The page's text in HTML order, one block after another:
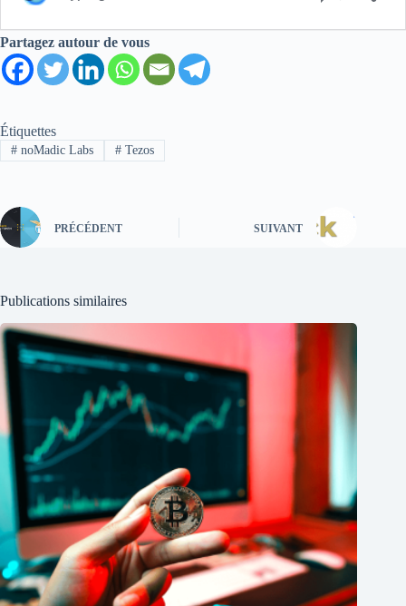
Partagez autour de vous
Étiquettes
#noMadic Labs #Tezos
PRÉCÉDENT SUIVANT
Publications similaires